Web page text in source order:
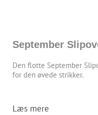
September
Den flotte September
for den øvede strikker.
Læs mere